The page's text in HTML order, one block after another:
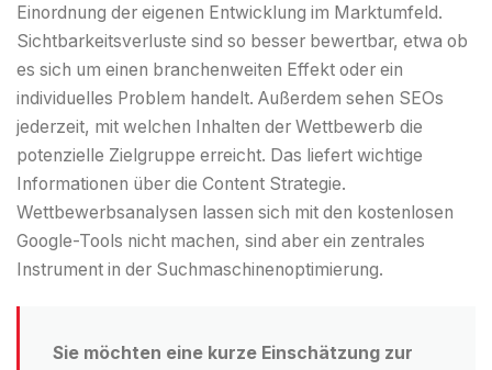
Einordnung der eigenen Entwicklung im Marktumfeld.
Sichtbarkeitsverluste sind so besser bewertbar, etwa ob
es sich um einen branchenweiten Effekt oder ein
individuelles Problem handelt. Außerdem sehen SEOs
jederzeit, mit welchen Inhalten der Wettbewerb die
potenzielle Zielgruppe erreicht. Das liefert wichtige
Informationen über die Content Strategie.
Wettbewerbsanalysen lassen sich mit den kostenlosen
Google-Tools nicht machen, sind aber ein zentrales
Instrument in der Suchmaschinenoptimierung.
Sie möchten eine kurze Einschätzung zur